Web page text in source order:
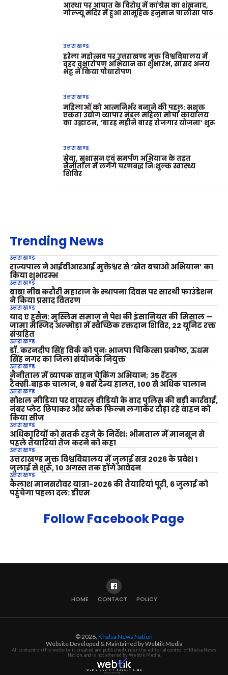
आस्था पर आघात के विरोध में कांग्रेस का शंखनाद,
गोल्ज्यू मंदिर में हुआ सामूहिक हनुमान चालीसा पाठ
उत्तराखण्ड
हरेला महोत्सव पर उत्तराखण्ड मुक्त विश्वविद्यालय में
वृहद वृक्षारोपण अभियान का शुभारंभ, सांसद अजय
भट्ट ने किया पौधारोपण
उत्तराखण्ड
महिलाओं को आत्मनिर्भर बनाने की पहल: सशक्त
एकता उद्योग व्यापार मंडल महिला मोर्चा कार्यालय
का उद्घाटन, ‘बारह महीने बारह रोजगार योजना’ शुरू
उत्तराखण्ड
सेवा, सुशासन एवं समर्पण अभियान के तहत
नैनीताल में लगेंगे चरणबद्ध निःशुल्क स्वास्थ्य
शिविर
Trending News
उत्तराखण्ड
राज्यपाल ने आईवीआरआई मुक्तेश्वर से ‘खेत बचाओ अभियान’ का
किया शुभारम्भ
उत्तराखण्ड
बाबा नीब करौरी महाराज के स्थापना दिवस पर सारथी फाउंडेशन
ने किया प्रसाद वितरण
उत्तराखण्ड
याद ए हुसैन: मुस्लिम समाज ने पेश की इंसानियत की मिसाल —
जामा मस्जिद अल्मोड़ा में स्वैच्छिक रक्तदान शिविर, 22 यूनिट रक्त
संग्रहित
उत्तराखण्ड
डॉ. करनदीप सिंह विर्क को पुनः भाजपा चिकित्सा प्रकोष्ठ, ऊधम
सिंह नगर का जिला संयोजक नियुक्त
उत्तराखण्ड
नैनीताल में व्यापक वाहन चेकिंग अभियान; 35 रेंटल
टैक्सी‑बाइक चालान, 9 बसें दैन्य हालत, 100 से अधिक चालान
उत्तराखण्ड
सोशल मीडिया पर वायरल वीडियो के बाद पुलिस की बड़ी कार्रवाई,
नंबर प्लेट छिपाकर और ब्लैक फिल्म लगाकर दौड़ा रहे वाहन को
किया सीज
उत्तराखण्ड
अधिकारियों को सतर्क रहने के निर्देश; भीमताल में मानसून से
पहले तैयारियां तेज करने को कहा
उत्तराखण्ड
उत्तराखण्ड मुक्त विश्वविद्यालय में जुलाई सत्र 2026 के प्रवेश 1
जुलाई से शुरू, 10 अगस्त तक होंगे आवेदन
उत्तराखण्ड
कैलाश मानसरोवर यात्रा-2026 की तैयारियां पूरी, 6 जुलाई को
पहुंचेगा पहला दल: डीएम
Follow Facebook Page
HOME CONTACT POLICY
© 2026, Khalsa News Nation
Website Developed & Maintained by Webtik Media
All content on this website is created and published under the editorial control of Khalsa News
Nation, and is not altered by Webtik Media.